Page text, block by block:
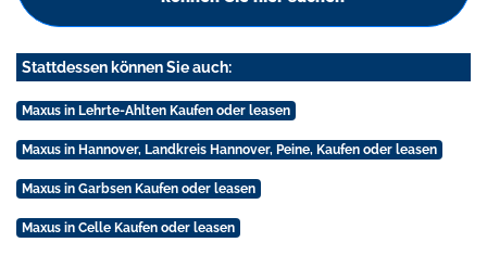
Stattdessen können Sie auch:
Maxus in Lehrte-Ahlten Kaufen oder leasen
Maxus in Hannover, Landkreis Hannover, Peine, Kaufen oder leasen
Maxus in Garbsen Kaufen oder leasen
Maxus in Celle Kaufen oder leasen